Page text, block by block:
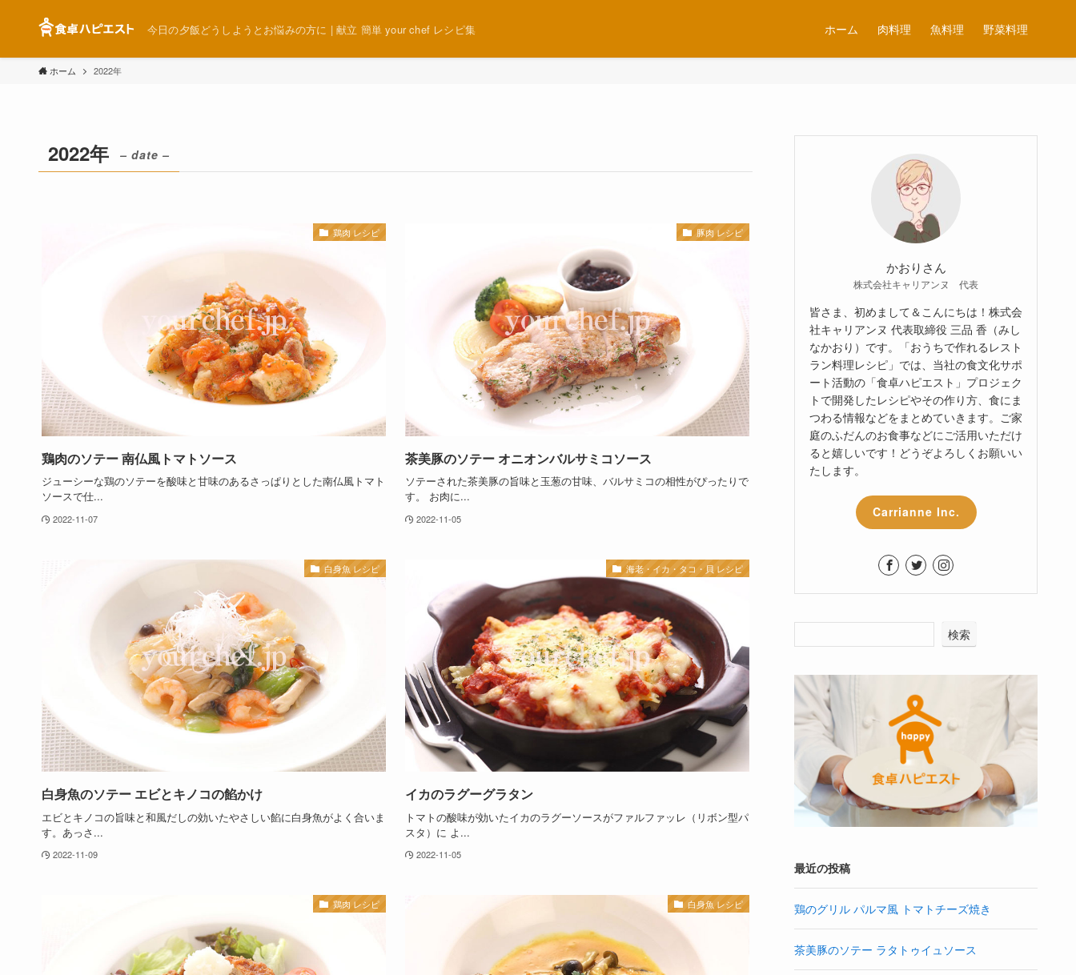
今日の夕飯どうしようとお悩みの方に | 献立 簡単 your chef レシピ集 ホーム 肉料理 魚料理 野菜料理
ホーム 2022年
2022年 – date –
鶏肉 レシピ
鶏肉のソテー 南仏風トマトソース
ジューシーな鶏のソテーを酸味と甘味のあるさっぱりとした南仏風トマト
ソースで仕...
2022-11-07
豚肉 レシピ
茶美豚のソテー オニオンバルサミコソース
ソテーされた茶美豚の旨味と玉葱の甘味、バルサミコの相性がぴったりで
す。 お肉に...
2022-11-05
白身魚 レシピ
白身魚のソテー エビとキノコの餡かけ
エビとキノコの旨味と和風だしの効いたやさしい餡に白身魚がよく合いま
す。あっさ...
2022-11-09
海老・イカ・タコ・貝 レシピ
イカのラグーグラタン
トマトの酸味が効いたイカのラグーソースがファルファッレ（リボン型パ
スタ）に よ...
2022-11-05
鶏肉 レシピ 白身魚 レシピ
かおりさん
株式会社キャリアンヌ 代表
皆さま、初めまして＆こんにちは！株式会
社キャリアンヌ 代表取締役 三品 香（みし
なかおり）です。「おうちで作れるレスト
ラン料理レシピ」では、当社の食文化サポ
ート活動の「食卓ハピエスト」プロジェク
トで開発したレシピやその作り方、食にま
つわる情報などをまとめていきます。ご家
庭のふだんのお食事などにご活用いただけ
ると嬉しいです！どうぞよろしくお願いい
たします。
Carrianne Inc.
検索
最近の投稿
鶏のグリル パルマ風 トマトチーズ焼き
茶美豚のソテー ラタトゥイュソース